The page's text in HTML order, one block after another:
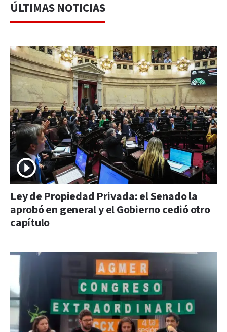
ÚLTIMAS NOTICIAS
Ley de Propiedad Privada: el Senado la
aprobó en general y el Gobierno cedió otro
capítulo